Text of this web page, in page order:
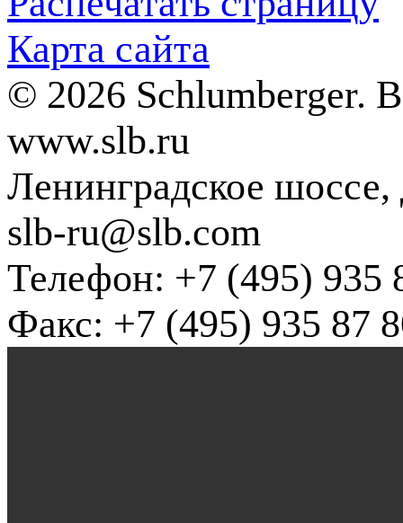
Карта сайта
© 2026 Schlumberger.
www.slb.ru
Ленинградское
slb-ru@slb.com
Телефон: +7 (495) 935
Факс: +7 (495) 935 87